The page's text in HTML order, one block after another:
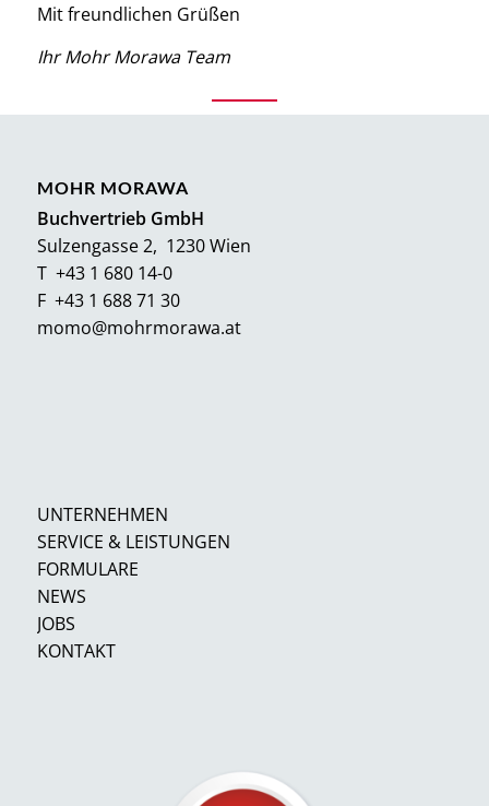
Mit freundlichen Grüßen
Ihr Mohr Morawa Team
MOHR MORAWA
Buchvertrieb GmbH
Sulzengasse 2, 1230 Wien
T +43 1 680 14-0
F +43 1 688 71 30
momo@mohrmorawa.at
UNTERNEHMEN
SERVICE & LEISTUNGEN
FORMULARE
NEWS
JOBS
KONTAKT